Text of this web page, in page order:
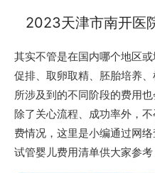
2023天津市南开医
其实不管是在国内哪个地区
促排、取卵取精、胚胎培养
所涉及到的不同阶段的费用
除了关心流程、成功率外，
费情况，这里是小编通过网
试管婴儿费用清单供大家参考